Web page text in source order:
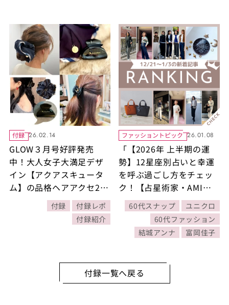
付録 26.02.14
GLOW３月号好評発売
中！大人女子大満足デザ
イン【アクアスキュータ
ム】の品格ヘアアクセ2点
セット！｜ 40代4人のリ
アルな使い方は？
付録
付録レポ
付録紹介
ファッショントピック 26.01.08
「【2026年 上半期の運
勢】12星座別占いと幸運
を呼ぶ過ごし方をチェッ
ク！【占星術家・AMIが
指南！】」ほか12/21～
1/3公開記事の人気ランキ
ングをご紹介！【今週の
新着記事ベスト10】
60代スナップ
ユニクロ
60代ファッション
結城アンナ
富岡佳子
付録一覧へ戻る